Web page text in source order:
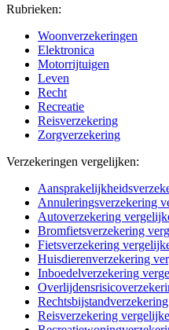
Rubrieken:
Woonverzekeringen
Elektronica
Motorrijtuigen
Leven
Recht
Recreatie
Reisverzekering
Zorgverzekering
Verzekeringen vergelijken:
Annuleringsverzekering
Autoverzekering
Bromfietsverzekering
Fietsverzekering
Huisdierenverzekering
Inboedelverzekering
Reisverzekering